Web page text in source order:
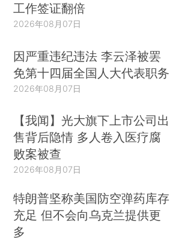
工作签证翻倍
2026年08月07日
因严重违纪违法 李云泽被罢
免第十四届全国人大代表职务
2026年08月07日
【我闻】光大旗下上市公司出
售背后隐情 多人卷入医疗腐
败案被查
2026年08月07日
特朗普坚称美国防空弹药库存
充足 但不会向乌克兰提供更
多